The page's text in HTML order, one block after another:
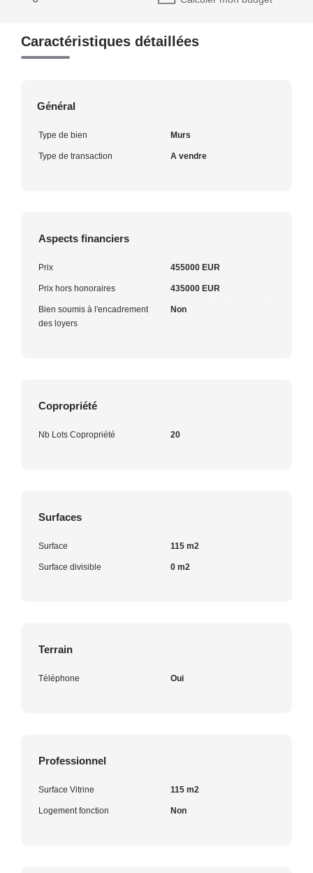
Caractéristiques détaillées
Général
Type de bien Murs
Type de transaction A vendre
Aspects financiers
Prix 455000 EUR
Prix hors honoraires 435000 EUR
Bien soumis à l'encadrement
des loyers
Non
Copropriété
Nb Lots Copropriété 20
Surfaces
Surface 115 m2
Surface divisible 0 m2
Terrain
Téléphone Oui
Professionnel
Surface Vitrine 115 m2
Logement fonction Non